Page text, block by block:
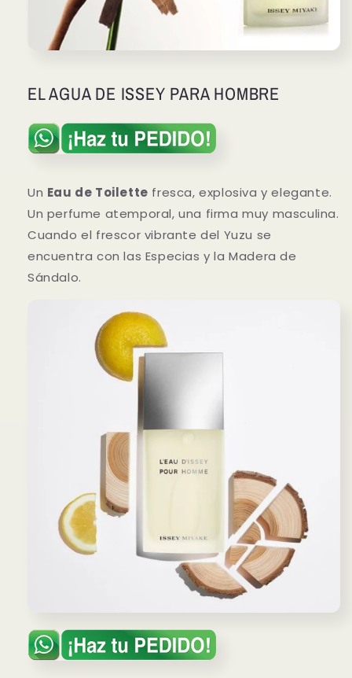
EL AGUA DE ISSEY PARA HOMBRE
Un Eau de Toilette fresca, explosiva y elegante.
Un perfume atemporal, una firma muy masculina.
Cuando el frescor vibrante del Yuzu se
encuentra con las Especias y la Madera de
Sándalo.